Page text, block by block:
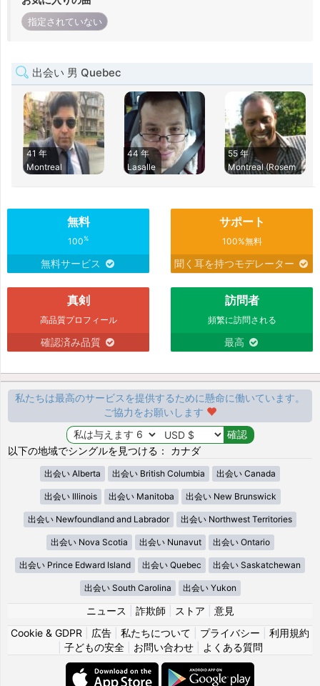
指定されていない
出会い 男 Quebec
41 年
Montreal
44 年
Lasalle
55 年
Montreal (Rosem
無料
100%
無料サービス
サポート
100%無料
聞く耳を持つモデレーター
真剣
高品質プロフィール
確認済み品質
訪問者
頻繁に訪問される
最高
私たちは最高のサービスを提供するために懸命に働いています。
ご協力をお願いします
以下の地域でシングルを見つける： カナダ
出会い Alberta 出会い British Columbia 出会い Canada
出会い Illinois 出会い Manitoba 出会い New Brunswick
出会い Newfoundland and Labrador 出会い Northwest Territories
出会い Nova Scotia 出会い Nunavut 出会い Ontario
出会い Prince Edward Island 出会い Quebec 出会い Saskatchewan
出会い South Carolina 出会い Yukon
ニュース 詐欺師 ストア
意見
Cookie & GDPR
広告 私たちについて プライバシー
利用規約
子どもの安全| お問い合わせ| よくある質問